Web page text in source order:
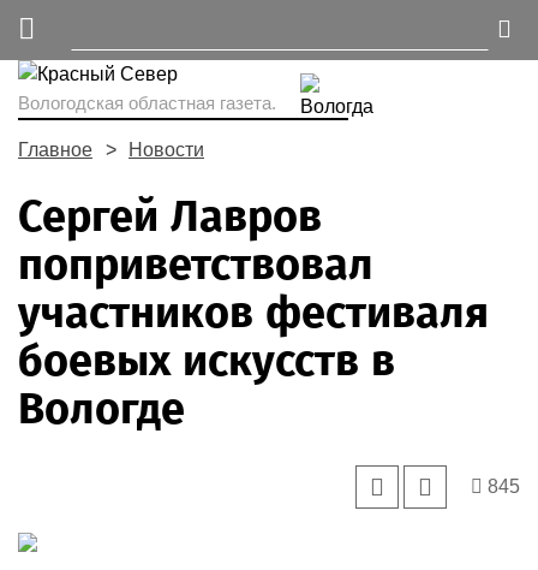
Вологодская областная газета.
Главное Новости
Сергей Лавров
поприветствовал
участников фестиваля
боевых искусств в
Вологде
845